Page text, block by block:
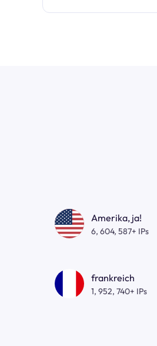
Amerika, ja!
6, 604, 587+ IPs
frankreich
1, 952, 740+ IPs